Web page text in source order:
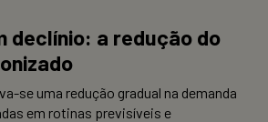
declínio: a redução do
se uma redução gradual na demanda
em rotinas previsíveis e